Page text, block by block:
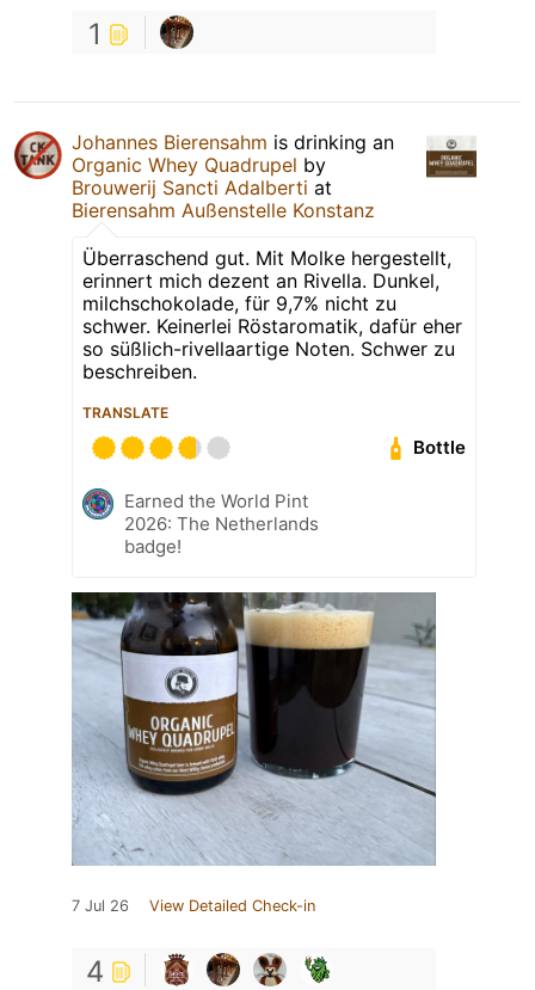
1
Johannes Bierensahm is drinking an
Organic Whey Quadrupel by
Brouwerij Sancti Adalberti at
Bierensahm Außenstelle Konstanz
Überraschend gut. Mit Molke hergestellt,
erinnert mich dezent an Rivella. Dunkel,
milchschokolade, für 9,7% nicht zu
schwer. Keinerlei Röstaromatik, dafür eher
so süßlich-rivellaartige Noten. Schwer zu
beschreiben.
TRANSLATE
Bottle
Earned the World Pint
2026: The Netherlands
badge!
7 Jul 26 View Detailed Check-in
4